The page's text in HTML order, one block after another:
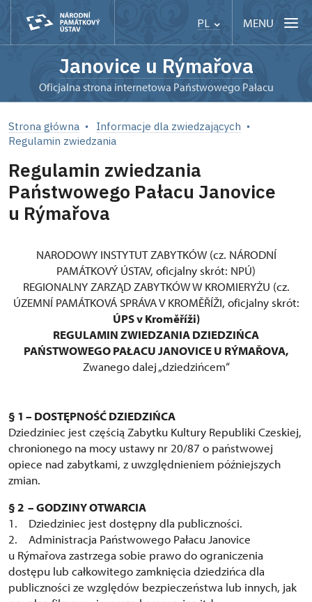
PL MENU
Janovice u Rýmařova
Oficjalna strona internetowa Państwowego Pałacu
Strona główna
Informacje dla zwiedzających
Regulamin zwiedzania
Regulamin zwiedzania
Państwowego Pałacu Janovice
u Rýmařova
NARODOWY INSTYTUT ZABYTKÓW (cz. NÁRODNÍ
PAMÁTKOVÝ ÚSTAV, oficjalny skrót: NPÚ)
REGIONALNY ZARZĄD ZABYTKÓW W KROMIERYŻU (cz.
ÚZEMNÍ PAMÁTKOVÁ SPRÁVA V KROMĚŘÍŽI, oficjalny skrót:
ÚPS v Kroměříži)
REGULAMIN ZWIEDZANIA DZIEDZIŃCA
PAŃSTWOWEGO PAŁACU JANOVICE U RÝMAŘOVA,
Zwanego dalej „dziedzińcem“
§ 1 – DOSTĘPNOŚĆ DZIEDZIŃCA
Dziedziniec jest częścią Zabytku Kultury Republiki Czeskiej,
chronionego na mocy ustawy nr 20/87 o państwowej
opiece nad zabytkami, z uwzględnieniem późniejszych
zmian.
§ 2 – GODZINY OTWARCIA
1. Dziedziniec jest dostępny dla publiczności.
2. Administracja Państwowego Pałacu Janovice
u Rýmařova zastrzega sobie prawo do ograniczenia
dostępu lub całkowitego zamknięcia dziedzińca dla
publiczności ze względów bezpieczeństwa lub innych, jak